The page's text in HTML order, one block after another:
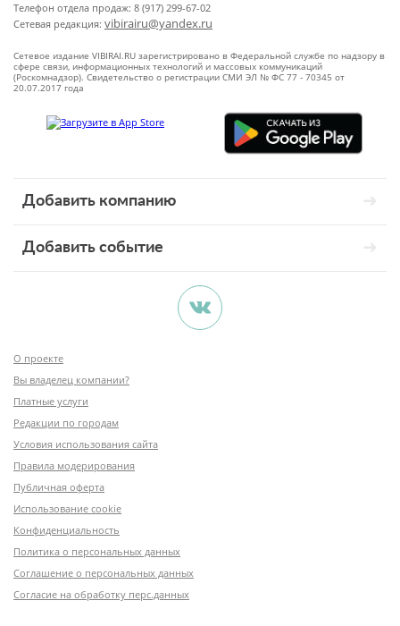
Телефон отдела продаж: 8 (917) 299-67-02
Сетевая редакция: vibirairu@yandex.ru
Сетевое издание VIBIRAI.RU зарегистрировано в Федеральной службе по надзору в
сфере связи, информационных технологий и массовых коммуникаций
(Роскомнадзор). Свидетельство о регистрации СМИ ЭЛ № ФС 77 - 70345 от
20.07.2017 года
Добавить компанию
Добавить событие
О проекте
Вы владелец компании?
Платные услуги
Редакции по городам
Условия использования сайта
Правила модерирования
Публичная оферта
Использование cookie
Конфиденциальность
Политика о персональных данных
Соглашение о персональных данных
Согласие на обработку перс.данных